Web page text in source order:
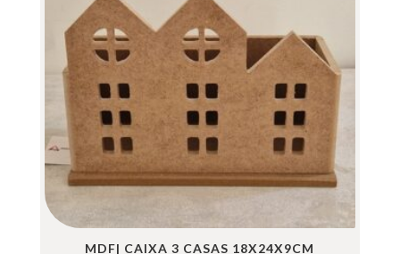
MDF| CAIXA 3 CASAS 18X24X9CM